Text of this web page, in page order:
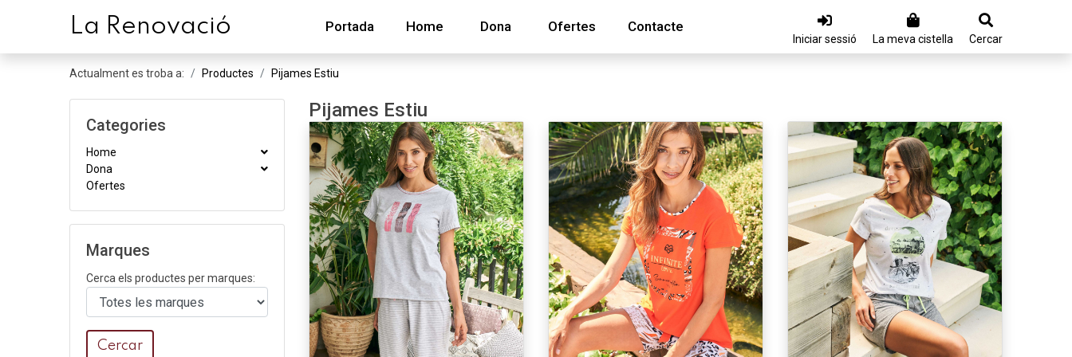
La Renovació Portada Home Dona Ofertes Contacte
Iniciar sessió La meva cistella Cercar
Actualment es troba a: Productes Pijames Estiu
Categories
Home
Dona
Ofertes
Marques
Cerca els productes per marques:
Cercar
Pijames Estiu